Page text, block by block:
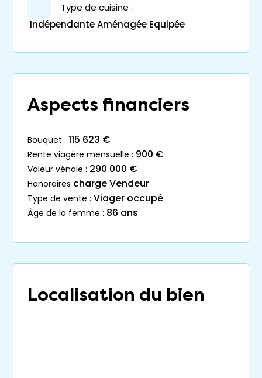
Type de cuisine :
Indépendante Aménagée Equipée
Aspects financiers
bouquet : 115 623 €
rente viagère mensuelle : 900 €
valeur vénale : 290 000 €
honoraires charge Vendeur
type de vente : Viager occupé
âge de la femme : 86 ans
Localisation du bien